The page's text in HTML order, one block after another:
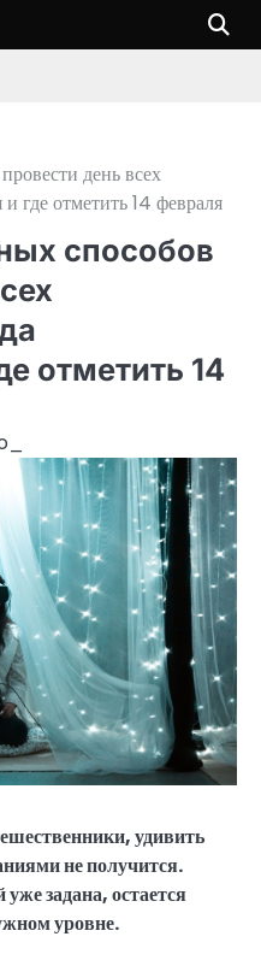
день всех
где отметить 14 февраля
способов
отметить 14
удивить
не получится.
задана, остается
уровне.